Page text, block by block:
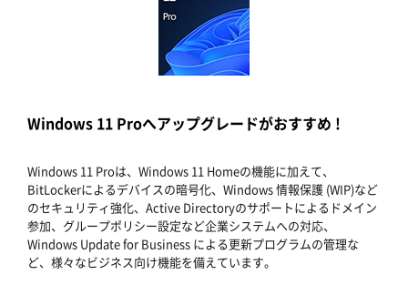
Windows 11 Proへアップグレードがおすすめ !
Windows 11 Proは、Windows 11 Homeの機能に加えて、
BitLockerによるデバイスの暗号化、Windows 情報保護 (WIP)など
のセキュリティ強化、Active Directoryのサポートによるドメイン
参加、グループポリシー設定など企業システムへの対応、
Windows Update for Business による更新プログラムの管理な
ど、様々なビジネス向け機能を備えています。